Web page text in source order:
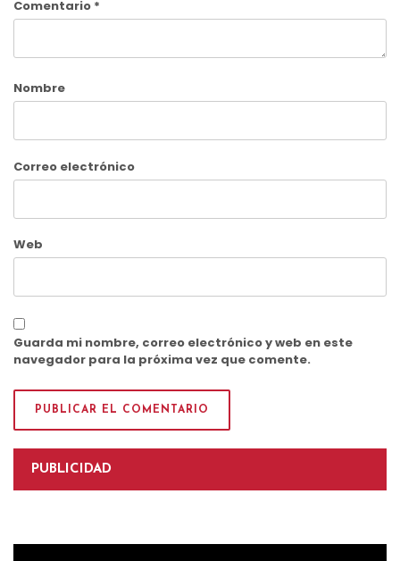
Comentario *
Nombre
Correo electrónico
Web
Guarda mi nombre, correo electrónico y web en este
navegador para la próxima vez que comente.
PUBLICIDAD